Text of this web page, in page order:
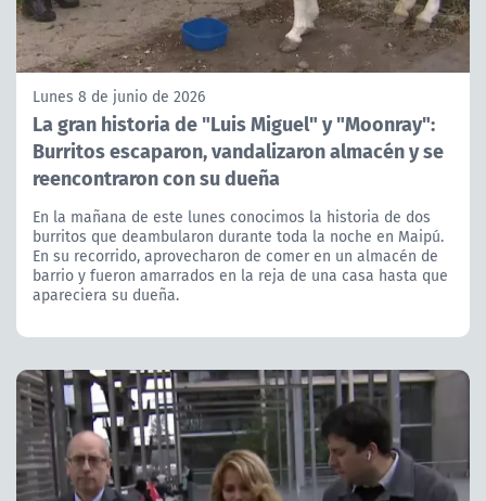
Lunes 8 de junio de 2026
La gran historia de "Luis Miguel" y "Moonray":
Burritos escaparon, vandalizaron almacén y se
reencontraron con su dueña
En la mañana de este lunes conocimos la historia de dos
burritos que deambularon durante toda la noche en Maipú.
En su recorrido, aprovecharon de comer en un almacén de
barrio y fueron amarrados en la reja de una casa hasta que
apareciera su dueña.